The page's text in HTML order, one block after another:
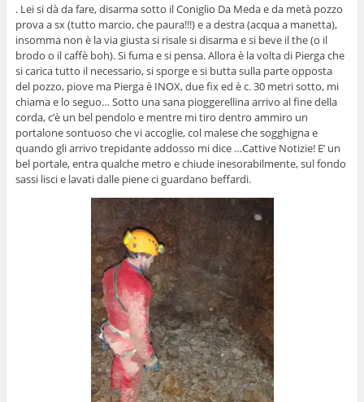
. Lei si dà da fare, disarma sotto il Coniglio Da Meda e da metà pozzo
prova a sx (tutto marcio, che paura!!!) e a destra (acqua a manetta),
insomma non è la via giusta si risale si disarma e si beve il the (o il
brodo o il caffè boh). Si fuma e si pensa. Allora è la volta di Pierga che
si carica tutto il necessario, si sporge e si butta sulla parte opposta
del pozzo, piove ma Pierga è INOX, due fix ed è c. 30 metri sotto, mi
chiama e lo seguo… Sotto una sana pioggerellina arrivo al fine della
corda, c’è un bel pendolo e mentre mi tiro dentro ammiro un
portalone sontuoso che vi accoglie, col malese che sogghigna e
quando gli arrivo trepidante addosso mi dice …Cattive Notizie! E’ un
bel portale, entra qualche metro e chiude inesorabilmente, sul fondo
sassi lisci e lavati dalle piene ci guardano beffardi.